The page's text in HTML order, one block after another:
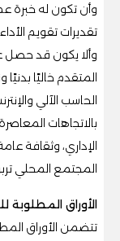
وأن تكون له خبرة
تقديرات تقويم
وألا يكون قد حصل
المتقدم خاليًا
بالاتجاهات
الإداري، وثقافة
المجتمع المحلي
الأوراق المطلوبة
تتضمن الأوراق